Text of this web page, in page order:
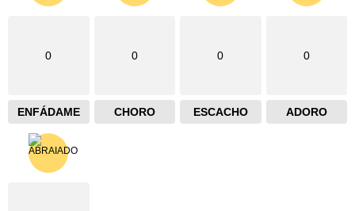
0
ENFÁDAME
0
CHORO
0
ESCACHO
0
ADORO